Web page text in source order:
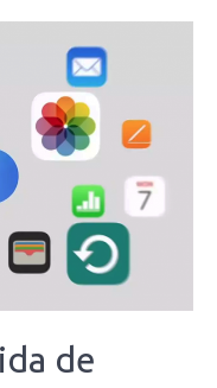
de